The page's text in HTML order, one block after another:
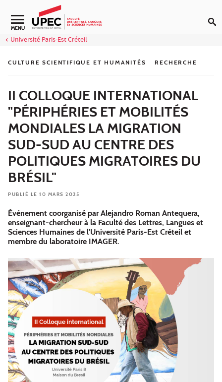
Aller au contenu
Navigation secondaire
MENU
Université Paris-Est Créteil
CULTURE SCIENTIFIQUE ET HUMANITÉS RECHERCHE
II COLLOQUE INTERNATIONAL
"PÉRIPHÉRIES ET MOBILITÉS
MONDIALES LA MIGRATION
SUD-SUD AU CENTRE DES
POLITIQUES MIGRATOIRES DU
BRÉSIL"
PUBLIÉ LE 10 MARS 2025
Événement coorganisé par Alejandro Roman Antequera,
enseignant-chercheur à la Faculté des Lettres, Langues et
Sciences Humaines de l'Université Paris-Est Créteil et
membre du laboratoire IMAGER.